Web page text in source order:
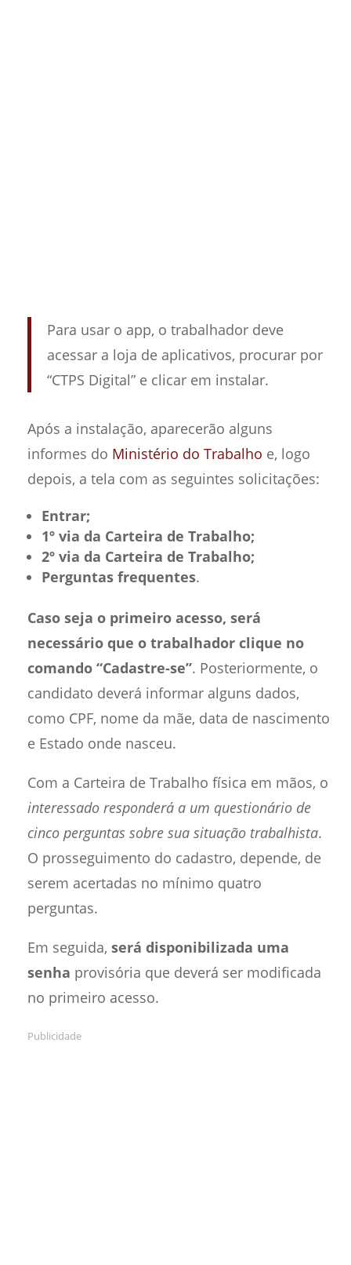
Para usar o app, o trabalhador deve
acessar a loja de aplicativos, procurar por
“CTPS Digital” e clicar em instalar.
Após a instalação, aparecerão alguns
informes do Ministério do Trabalho e, logo
depois, a tela com as seguintes solicitações:
Entrar;
1º via da Carteira de Trabalho;
2º via da Carteira de Trabalho;
Perguntas frequentes.
Caso seja o primeiro acesso, será
necessário que o trabalhador clique no
comando “Cadastre-se”. Posteriormente, o
candidato deverá informar alguns dados,
como CPF, nome da mãe, data de nascimento
e Estado onde nasceu.
Com a Carteira de Trabalho física em mãos, o
interessado responderá a um questionário de
cinco perguntas sobre sua situação trabalhista.
O prosseguimento do cadastro, depende, de
serem acertadas no mínimo quatro
perguntas.
Em seguida, será disponibilizada uma
senha provisória que deverá ser modificada
no primeiro acesso.
Publicidade